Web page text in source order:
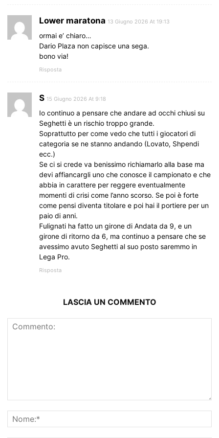
Lower maratona 13 Giugno 2026 At 19:13
ormai e’ chiaro…
Dario Plaza non capisce una sega.
bono via!
Risposta
S 15 Giugno 2026 At 9:18
Io continuo a pensare che andare ad occhi chiusi su
Seghetti è un rischio troppo grande.
Soprattutto per come vedo che tutti i giocatori di
categoria se ne stanno andando (Lovato, Shpendi
ecc.)
Se ci si crede va benissimo richiamarlo alla base ma
devi affiancargli uno che conosce il campionato e che
abbia in carattere per reggere eventualmente
momenti di crisi come l’anno scorso. Se poi è forte
come pensi diventa titolare e poi hai il portiere per un
paio di anni.
Fulignati ha fatto un girone di Andata da 9, e un
girone di ritorno da 6, ma continuo a pensare che se
avessimo avuto Seghetti al suo posto saremmo in
Lega Pro.
Risposta
LASCIA UN COMMENTO